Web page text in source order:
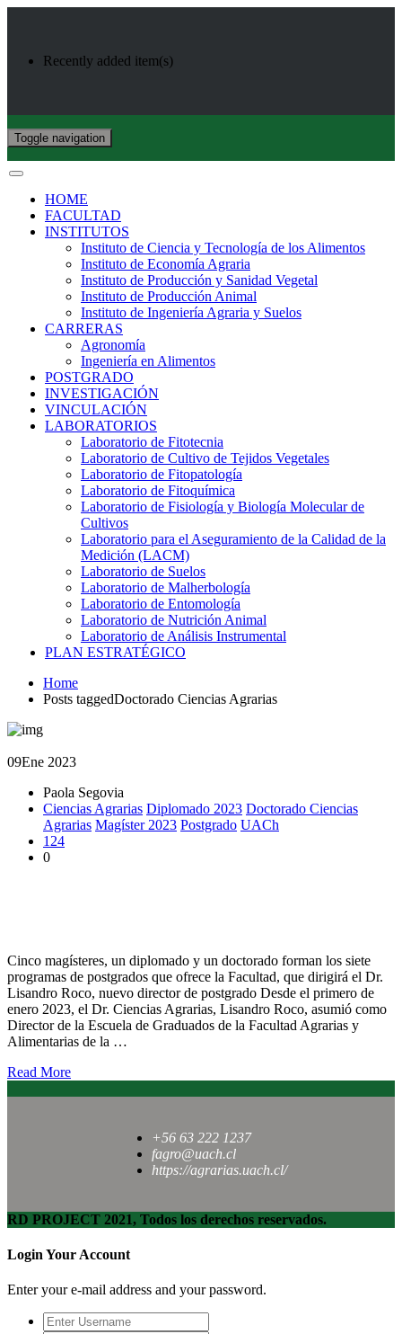
Recently added item(s)
Toggle navigation
HOME
FACULTAD
INSTITUTOS
Instituto de Ciencia y Tecnología de los Alimentos
Instituto de Economía Agraria
Instituto de Producción y Sanidad Vegetal
Instituto de Producción Animal
Instituto de Ingeniería Agraria y Suelos
CARRERAS
Agronomía
Ingeniería en Alimentos
POSTGRADO
INVESTIGACIÓN
VINCULACIÓN
LABORATORIOS
Laboratorio de Fitotecnia
Laboratorio de Cultivo de Tejidos Vegetales
Laboratorio de Fitopatología
Laboratorio de Fitoquímica
Laboratorio de Fisiología y Biología Molecular de
Cultivos
Laboratorio para el Aseguramiento de la Calidad de la
Medición (LACM)
Laboratorio de Suelos
Laboratorio de Malherbología
Laboratorio de Entomología
Laboratorio de Nutrición Animal
Laboratorio de Análisis Instrumental
PLAN ESTRATÉGICO
Home
Posts taggedDoctorado Ciencias Agrarias
09Ene 2023
Paola Segovia
Ciencias Agrarias Diplomado 2023 Doctorado Ciencias
Agrarias Magíster 2023 Postgrado UACh
124
0
Cinco magísteres, un diplomado y un doctorado forman los siete
programas de postgrados que ofrece la Facultad, que dirigirá el Dr.
Lisandro Roco, nuevo director de postgrado Desde el primero de
enero 2023, el Dr. Ciencias Agrarias, Lisandro Roco, asumió como
Director de la Escuela de Graduados de la Facultad Agrarias y
Alimentarias de la …
Read More
+56 63 222 1237
fagro@uach.cl
https://agrarias.uach.cl/
RD PROJECT 2021, Todos los derechos reservados.
Login Your Account
Enter your e-mail address and your password.